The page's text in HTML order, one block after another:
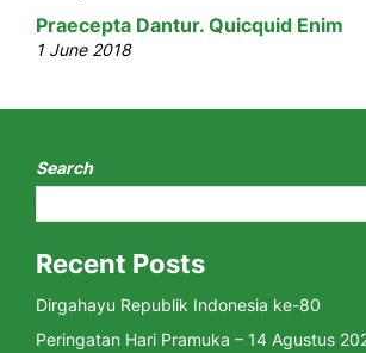
Praecepta Dantur. Quicquid Enim
1 June 2018
Search
Recent Posts
Dirgahayu Republik Indonesia ke-80
Peringatan Hari Pramuka – 14 Agustus